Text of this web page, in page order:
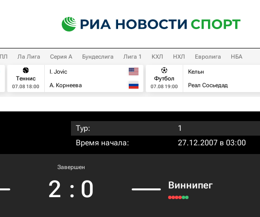
Ла Лига Серия А Бундеслига Лига 1 КХЛ НХЛ Евролига НБА
Теннис
07.08 18:00
I. Jovic
А. Корнеева
Футбол
07.08 19:00
Кельн
Реал Сосьедад
Тур:
1
Время начала:
27.12.2007 в 03:00
Завершен
2 : 0 Виннипег